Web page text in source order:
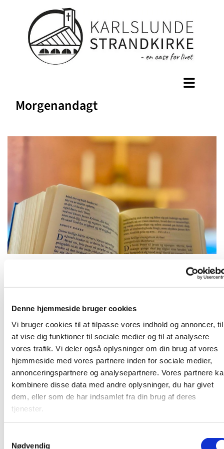
Denne hjemmeside bruger cookies
Vi bruger cookies til at tilpasse vores indhold og annoncer, til
at vise dig funktioner til sociale medier og til at analysere
vores trafik. Vi deler også oplysninger om din brug af vores
hjemmeside med vores partnere inden for sociale medier,
annonceringspartnere og analysepartnere. Vores partnere
kombinere disse data med andre oplysninger, du har givet
dem, eller som de har indsamlet fra din brug af deres
tjenester.
Nødvendig
Morgenandagt
Frivillige og ansatte mødes til morgenandagt. Her taler vi
om det, som vi gerne vil have bedt en bøn for, og vi synger
et par sange. Bagefter er der kaffe. Vi sidder i "bunden" af
kirkerummet (sideskibet) - så kom ind og vær med!